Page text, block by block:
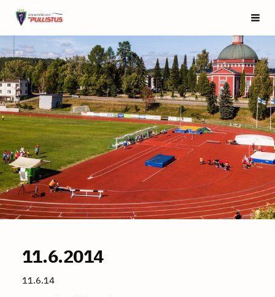
Siirry
sivun
sisältöön
Saarijärven Pullistus
11.6.2014
11.6.14